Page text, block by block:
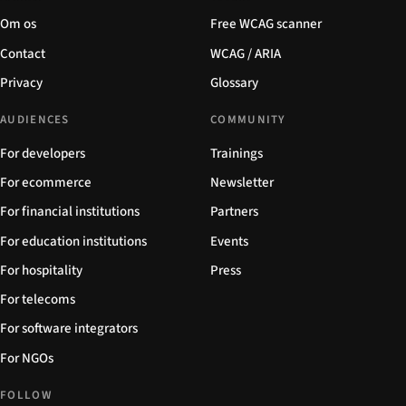
Om os
Contact
Privacy
Free WCAG scanner
WCAG / ARIA
Glossary
AUDIENCES
For developers
For ecommerce
For financial institutions
For education institutions
For hospitality
For telecoms
For software integrators
For NGOs
COMMUNITY
Trainings
Newsletter
Partners
Events
Press
FOLLOW